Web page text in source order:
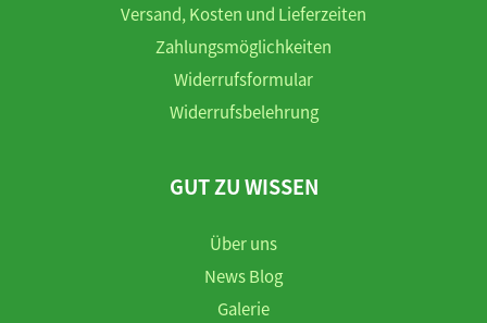
Versand, Kosten und Lieferzeiten
Zahlungsmöglichkeiten
Widerrufsformular
Widerrufsbelehrung
GUT ZU WISSEN
Über uns
News Blog
Galerie